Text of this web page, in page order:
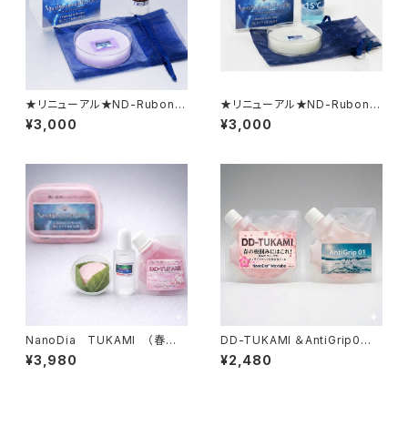
★リニューアル★ND-RubonW
AX AllRound （全天候）【固
形生塗＋加速パウダー】
¥3,000
★リニューアル★ND-RubonW
AX ColdSnow （極寒・あられ
雪）【固形生塗+水系ﾘｷｯﾄﾞ】
¥3,000
NanoDia TUKAMI （春の
掴まれる雪）【固形生塗+水性ジ
ェル】
¥3,980
DD-TUKAMI ＆AntiGrip0
（補充用）【水性ジェル】
¥2,480